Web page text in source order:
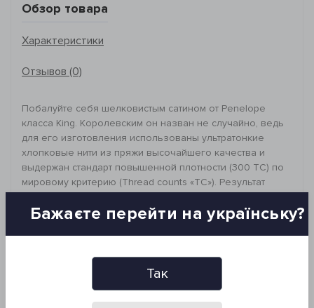
Обзор товара
Характеристики
Отзывов (0)
Побалуйте себя шелковистым сатином от Penelope
класса King. Королевским он назван не случайно, ведь
для его изготовления использованы ультратонкие
хлопковые нити из пряжи высочайшего качества и
выдержан стандарт повышенной плотности (300 ТС) по
мировому критерию (Thread counts «TC»). Результат
ткань, нежная, тонкая, прочная, стойкая к скатыванию.
_________________________________
Ткань: сатин класса king, 100% хлопок
Размер и комплектация:
Пододеяльник с вышивкой: 260х240 см (1 шт)
Бажаєте перейти на українську?
Так